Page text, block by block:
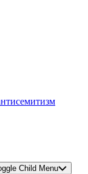
Child Menu